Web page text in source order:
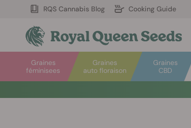
RQS Cannabis Blog Cooking Guide
Graines
auto floraison
Graines
féminisees
Graines
CBD